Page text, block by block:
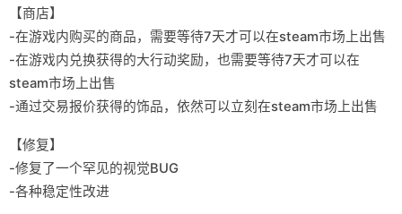
【商店】
-在游戏内购买的商品，需要等待7天才可以在steam市场上出售
-在游戏内兑换获得的大行动奖励，也需要等待7天才可以在
steam市场上出售
-通过交易报价获得的饰品，依然可以立刻在steam市场上出售
【修复】
-修复了一个罕见的视觉BUG
-各种稳定性改进